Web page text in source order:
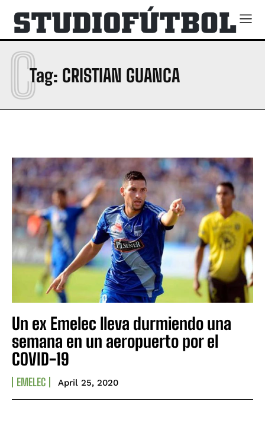
Tag: CRISTIAN GUANCA
C
Un ex Emelec lleva durmiendo una
semana en un aeropuerto por el
COVID-19
EMELEC April 25, 2020